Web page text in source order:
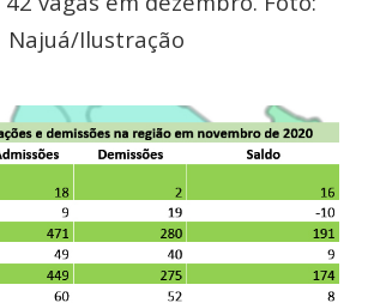
Najuá/Ilustração